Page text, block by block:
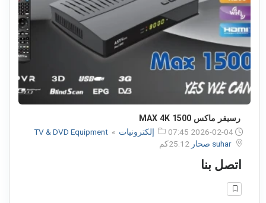
رسيفر ماكس 1500 MAX 4K
إلكترونيات »
TV & DVD Equipment
suhar صحار
25.12كم
اتصل بنا